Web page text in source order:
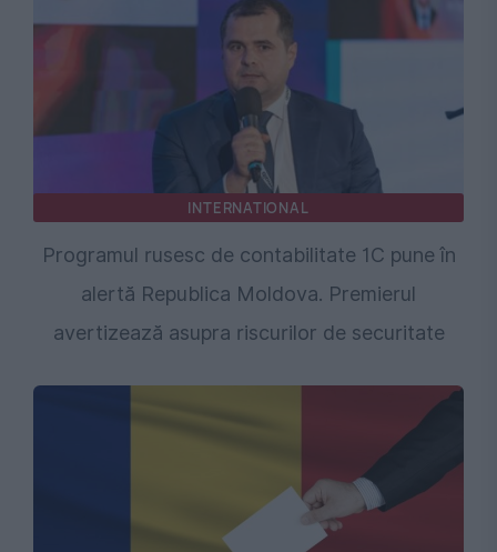
INTERNATIONAL
Programul rusesc de contabilitate 1C pune în
alertă Republica Moldova. Premierul
avertizează asupra riscurilor de securitate